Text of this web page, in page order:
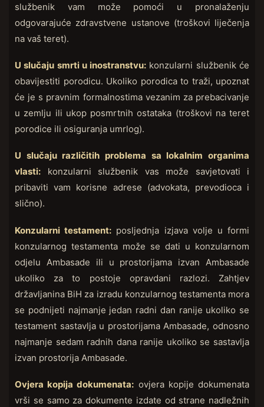
službenik vam može pomoći u pronalaženju
odgovarajuće zdravstvene ustanove (troškovi liječenja
na vaš teret).
U slučaju smrti u inostranstvu: konzularni službenik će
obavijestiti porodicu. Ukoliko porodica to traži, upoznat
će je s pravnim formalnostima vezanim za prebacivanje
u zemlju ili ukop posmrtnih ostataka (troškovi na teret
porodice ili osiguranja umrlog).
U slučaju različitih problema sa lokalnim organima
vlasti: konzularni službenik vas može savjetovati i
pribaviti vam korisne adrese (advokata, prevodioca i
slično).
Konzularni testament: posljednja izjava volje u formi
konzularnog testamenta može se dati u konzularnom
odjelu Ambasade ili u prostorijama izvan Ambasade
ukoliko za to postoje opravdani razlozi. Zahtjev
državljanina BiH za izradu konzularnog testamenta mora
se podnijeti najmanje jedan radni dan ranije ukoliko se
testament sastavlja u prostorijama Ambasade, odnosno
najmanje sedam radnih dana ranije ukoliko se sastavlja
izvan prostorija Ambasade.
Ovjera kopija dokumenata: ovjera kopije dokumenata
vrši se samo za dokumente izdate od strane nadležnih